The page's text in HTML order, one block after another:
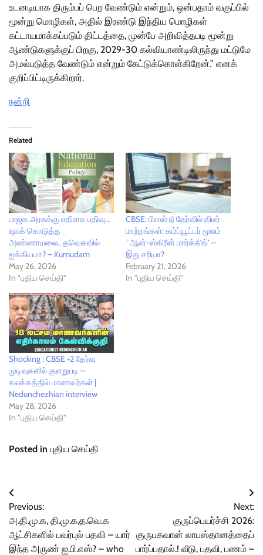
உடனடியாக திரும்பப் பெற வேண்டும் என்றும், ஒன்பதாம் வகுப்பில்
மூன்று மொழிகள், அதில் இரண்டு இந்திய மொழிகள்
கட்டாயமாக்கப்படும் திட்டத்தை, முன்பே அறிவித்தபடி மூன்று
ஆண்டுகளுக்குப் பிறகு, 2029-30 கல்வியாண்டிலிருந்து மட்டுமே
அமல்படுத்த வேண்டும் என்றும் கேட்டுக்கொள்கிறேன்.” எனக்
குறிப்பிட்டிருக்கிறார்.
நன்றி
Related
பாஜக அரசுக்கு எதிராக பதிவு…
ஷாக் கொடுத்த
அண்ணாமலை.. தவெகவில்
ஐக்கியமா? – Kumudam
May 26, 2026
In "புதிய செய்தி"
CBSE: பிளஸ் டூ தேர்வில் திடீர்
மாற்றங்கள்: கம்ப்யூட்டர் மூலம்
`ஆன்-ஸ்கிரீன் மார்க்கிங்’ –
இது சரியா?
February 21, 2026
In "புதிய செய்தி"
Shocking : CBSE +2 தேர்வு
முடிவுகளில் குளறுபடி –
கலக்கத்தில் மாணவர்கள் |
Nedunchezhian interview
May 28, 2026
In "புதிய செய்தி"
Posted in புதிய செய்தி
Post
navigation
Previous:
அ.தி.மு.க, தி.மு.க,த.வெ.க
ஆட்சிகளில் பவர்புல் பதவி – யார்
இந்த அருண் ஐ.பி.எஸ்? – who
Next:
குருப்பெயர்ச்சி 2026:
குருபகவான் லாபஸ்தானத்தைப்
பார்ப்பதால்.! வீடு, பதவி, பணம் –